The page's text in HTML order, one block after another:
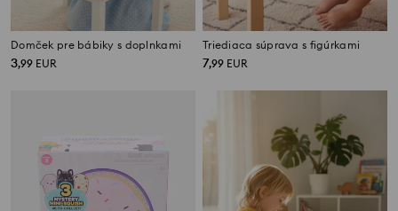
Domček pre bábiky s doplnkami
3,99 EUR
Triediaca súprava s figúrkami
7,99 EUR